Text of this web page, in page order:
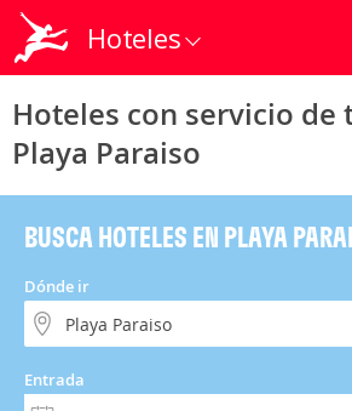
Hoteles
Hoteles con servicio de
Playa Paraiso
BUSCA HOTELES EN PLAYA
Dónde ir
Entrada